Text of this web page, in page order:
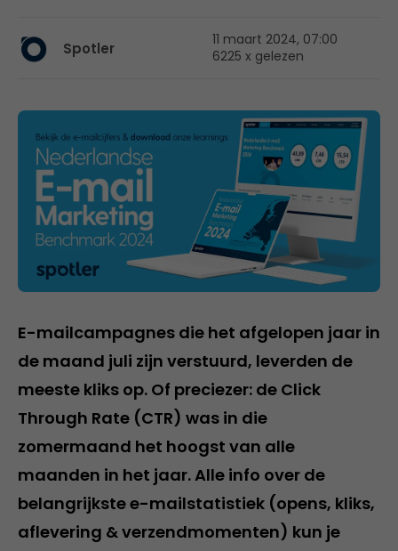
Spotler
11 maart 2024, 07:00
6225 x gelezen
E-mailcampagnes die het afgelopen jaar in
de maand juli zijn verstuurd, leverden de
meeste kliks op. Of preciezer: de Click
Through Rate (CTR) was in die
zomermaand het hoogst van alle
maanden in het jaar. Alle info over de
belangrijkste e-mailstatistiek (opens, kliks,
aflevering & verzendmomenten) kun je